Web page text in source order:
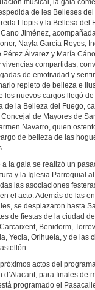
musical, la gala
de les Belleses del
Llopis y la Bellesa del
Jiménez,
Nayla García Reyes,
Pérez Álvarez y María
vivencias compartidas,
de emotividad y
repleto de belleza e
los nuevos cargos llegó
de la Belleza del Fuego,
de Mayores de
Navarro, quien
de belleza de las
a la gala se realizó un
y la Iglesia Parroquial
las asociaciones
el acto. Además de las
se desplazaron hasta
de fiestas de la ciudad
Benidorm,
Yecla, Orihuela, y de las
actos del
d’Alacant, para finales de
programado el